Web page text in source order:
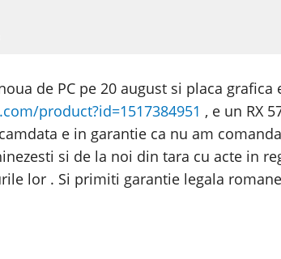
de PC pe 20 august si placa grafica
product?id=1517384951 , e un RX
e in garantie ca nu am
si de la noi din tara cu acte in
lor . Si primiti garantie legala